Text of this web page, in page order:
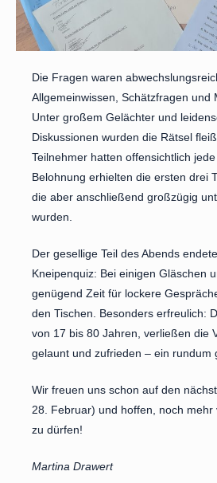
Die Fragen waren
Allgemeinwissen, Schätzfragen und
Unter großem Gelächter und
Diskussionen wurden die Rätsel
Teilnehmer hatten offensichtlich
Belohnung erhielten die ersten drei
die aber anschließend großzügig
wurden.
Der gesellige Teil des Abends
Kneipenquiz: Bei einigen Gläschen
genügend Zeit für lockere
den Tischen. Besonders erfreulich:
von 17 bis 80 Jahren, verließen die
gelaunt und zufrieden – ein rundum
Wir freuen uns schon auf den
28. Februar) und hoffen, noch mehr
zu dürfen!
Martina Drawert